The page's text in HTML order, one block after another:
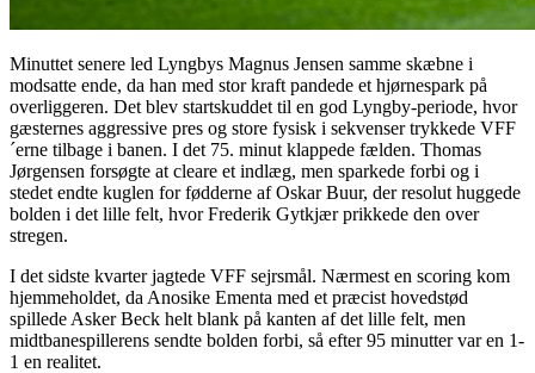
Minuttet senere led Lyngbys Magnus Jensen samme skæbne i
modsatte ende, da han med stor kraft pandede et hjørnespark på
overliggeren. Det blev startskuddet til en god Lyngby-periode, hvor
gæsternes aggressive pres og store fysisk i sekvenser trykkede VFF
´erne tilbage i banen. I det 75. minut klappede fælden. Thomas
Jørgensen forsøgte at cleare et indlæg, men sparkede forbi og i
stedet endte kuglen for fødderne af Oskar Buur, der resolut huggede
bolden i det lille felt, hvor Frederik Gytkjær prikkede den over
stregen.
I det sidste kvarter jagtede VFF sejrsmål. Nærmest en scoring kom
hjemmeholdet, da Anosike Ementa med et præcist hovedstød
spillede Asker Beck helt blank på kanten af det lille felt, men
midtbanespillerens sendte bolden forbi, så efter 95 minutter var en 1-
1 en realitet.